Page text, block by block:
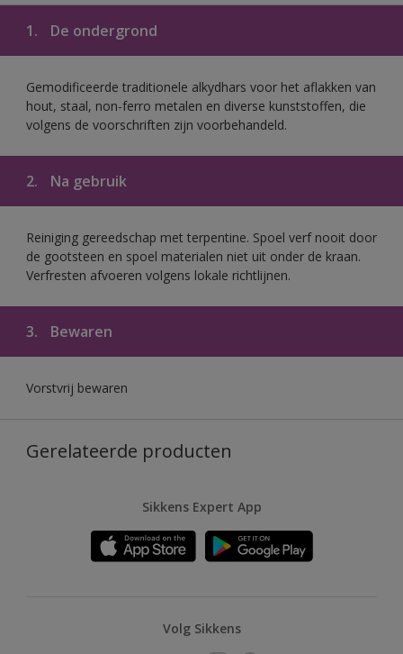
1. De ondergrond
Gemodificeerde traditionele alkydhars voor het aflakken van
hout, staal, non-ferro metalen en diverse kunststoffen, die
volgens de voorschriften zijn voorbehandeld.
2. Na gebruik
Reiniging gereedschap met terpentine. Spoel verf nooit door
de gootsteen en spoel materialen niet uit onder de kraan.
Verfresten afvoeren volgens lokale richtlijnen.
3. Bewaren
Vorstvrij bewaren
Gerelateerde producten
Sikkens Expert App
Volg Sikkens